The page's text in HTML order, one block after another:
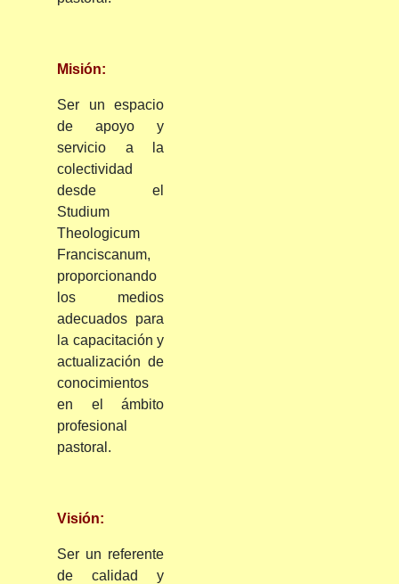
Misión:
Ser un espacio
de apoyo y
servicio a la
colectividad
desde el
Studium
Theologicum
Franciscanum,
proporcionando
los medios
adecuados para
la capacitación y
actualización de
conocimientos
en el ámbito
profesional
pastoral.
Visión:
Ser un referente
de calidad y